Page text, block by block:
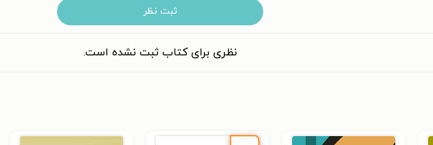
ثبت نظر
نظری برای کتاب ثبت نشده است.